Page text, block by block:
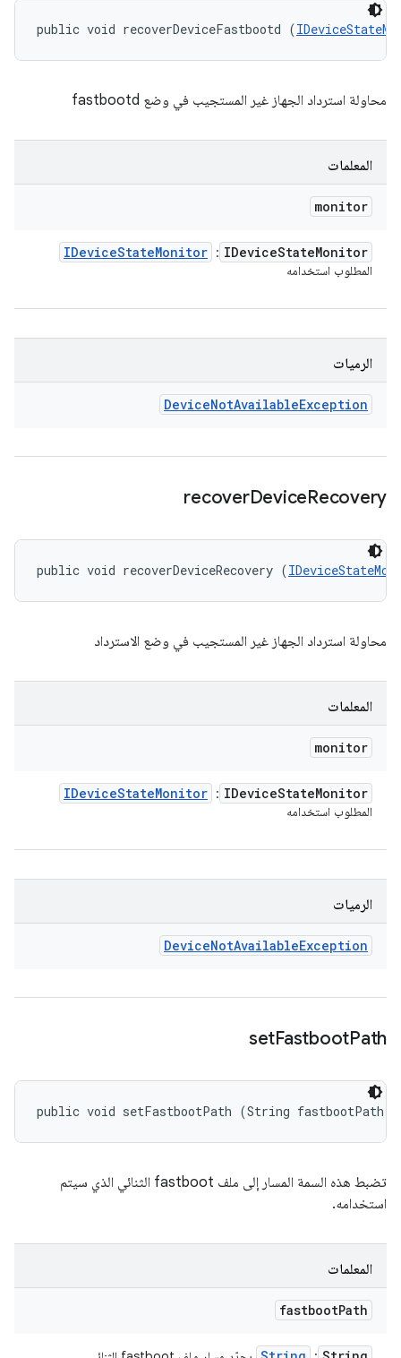
public void recoverDeviceFastbootd (
محاولة استرداد الجهاز غير المستجيب في وضع fastbootd
المعلمات
monitor
IDeviceStateMonitor
:
IDeviceStateMonitor
المطلوب استخدامه
الرميات
DeviceNotAvailableException
recoverDeviceRecovery
public void recoverDeviceRecovery (
محاولة استرداد الجهاز غير المستجيب في وضع الاسترداد
المعلمات
monitor
IDeviceStateMonitor
:
IDeviceStateMonitor
المطلوب استخدامه
الرميات
DeviceNotAvailableException
setFastbootPath
public void setFastbootPath (String fastbootPath)
تضبط هذه السمة المسار إلى ملف fastboot الثنائي الذي سيتم
استخدامه.
المعلمات
fastbootPath